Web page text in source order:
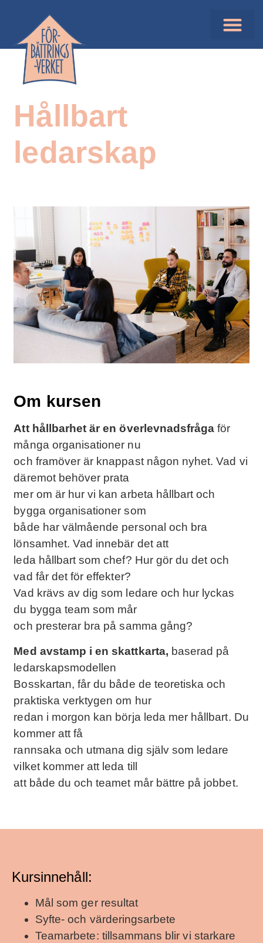
Hållbart
ledarskap
Om kursen
Att hållbarhet är en överlevnadsfråga för
många organisationer nu
och framöver är knappast någon nyhet. Vad vi
däremot behöver prata
mer om är hur vi kan arbeta hållbart och
bygga organisationer som
både har välmående personal och bra
lönsamhet. Vad innebär det att
leda hållbart som chef? Hur gör du det och
vad får det för effekter?
Vad krävs av dig som ledare och hur lyckas
du bygga team som mår
och presterar bra på samma gång?
Med avstamp i en skattkarta, baserad på
ledarskapsmodellen
Bosskartan, får du både de teoretiska och
praktiska verktygen om hur
redan i morgon kan börja leda mer hållbart. Du
kommer att få
rannsaka och utmana dig själv som ledare
vilket kommer att leda till
att både du och teamet mår bättre på jobbet.
Kursinnehåll:
Mål som ger resultat
Syfte- och värderingsarbete
Teamarbete: tillsammans blir vi starkare